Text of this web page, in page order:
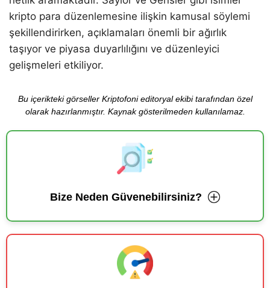
kripto para düzenlemesine ilişkin kamusal söylemi
şekillendirirken, açıklamaları önemli bir ağırlık
taşıyor ve piyasa duyarlılığını ve düzenleyici
gelişmeleri etkiliyor.
Bu içerikteki görseller Kriptofoni editoryal ekibi tarafından özel
olarak hazırlanmıştır. Kaynak gösterilmeden kullanılamaz.
Bize Neden Güvenebilirsiniz?